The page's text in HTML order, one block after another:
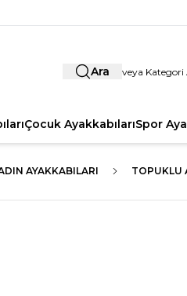
Ara
Çocuk AyakkabılarıSpor
AYAKKABILARI TOPUKLU